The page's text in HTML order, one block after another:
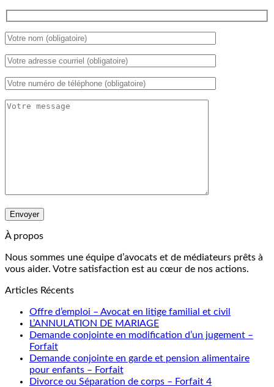
À propos
Nous sommes une équipe d’avocats et de médiateurs prêts à
vous aider. Votre satisfaction est au cœur de nos actions.
Articles Récents
Offre d’emploi – Avocat en litige familial et civil
L’ANNULATION DE MARIAGE
Demande conjointe en modification d’un jugement –
Forfait
Demande conjointe en garde et pension alimentaire
pour enfants – Forfait
Divorce ou Séparation de corps – Forfait 4